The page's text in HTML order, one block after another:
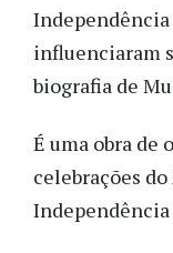
influenciaram
biografia de
É uma obra de
celebrações do